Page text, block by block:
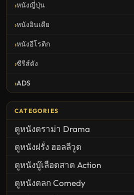
หนังญี่ปุ่น
หนังอินเดีย
หนังอีโรติก
ซีรีส์ดัง
ADS
CATEGORIES
ดูหนังดราม่า Drama
ดูหนังฝรั่ง ฮอลลีวูด
ดูหนังบู๊เลือดสาด Action
ดูหนังตลก Comedy